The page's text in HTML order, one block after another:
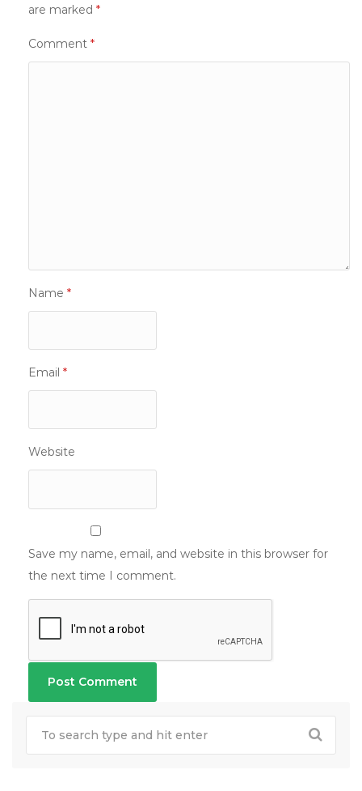
are marked *
Comment *
Name *
Email *
Website
Save my name, email, and website in this browser for
the next time I comment.